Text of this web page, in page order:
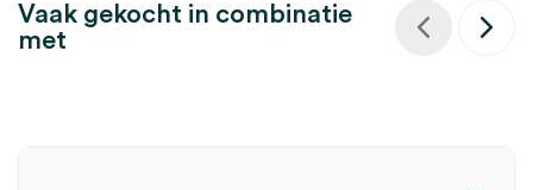
Vaak gekocht in combinatie
met